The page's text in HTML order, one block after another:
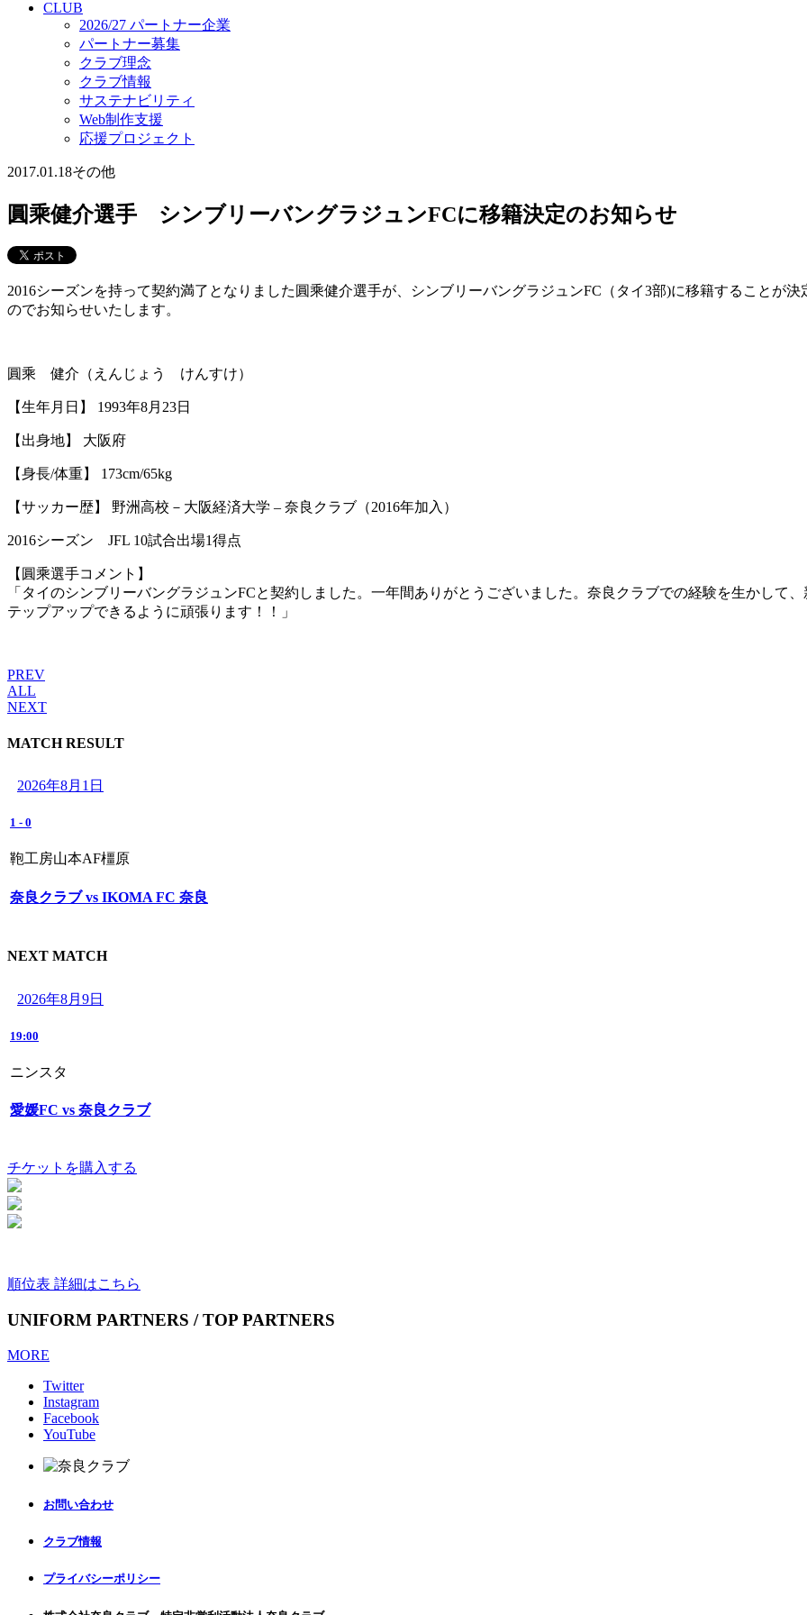
CLUB
2026/27 パートナー企業
パートナー募集
クラブ理念
クラブ情報
サステナビリティ
Web制作支援
応援プロジェクト
2017.01.18その他
圓乘健介選手 シンブリーバングラジュンFCに移籍決定のお知らせ
2016シーズンを持って契約満了となりました圓乘健介選手が、シンブリーバングラジュンFC（タイ3部)に移籍することが決
のでお知らせいたします。
圓乘 健介（えんじょう けんすけ）
【生年月日】 1993年8月23日
【出身地】 大阪府
【身長/体重】 173cm/65kg
【サッカー歴】 野洲高校－大阪経済大学 – 奈良クラブ（2016年加入）
2016シーズン JFL 10試合出場1得点
【圓乘選手コメント】
「タイのシンブリーバングラジュンFCと契約しました。一年間ありがとうございました。奈良クラブでの経験を生かして
テップアップできるように頑張ります！！」
PREV
ALL
NEXT
MATCH RESULT
2026年8月1日
1 - 0
鞄工房山本AF橿原
奈良クラブ vs IKOMA FC 奈良
NEXT MATCH
2026年8月9日
19:00
ニンスタ
愛媛FC vs 奈良クラブ
チケットを購入する
順位表 詳細はこちら
UNIFORM PARTNERS / TOP PARTNERS
MORE
Twitter
Instagram
Facebook
YouTube
お問い合わせ
クラブ情報
プライバシーポリシー